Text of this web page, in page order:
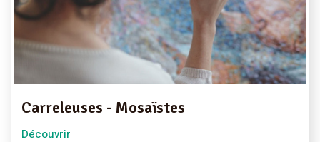
Carreleuses - Mosaïstes
Découvrir